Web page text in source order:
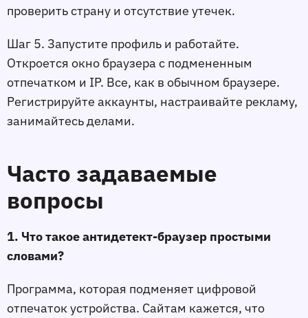
проверить страну и отсутствие утечек.
Шаг 5. Запустите профиль и работайте.
Откроется окно браузера с подмененным
отпечатком и IP. Все, как в обычном браузере.
Регистрируйте аккаунты, настраивайте рекламу,
занимайтесь делами.
Часто задаваемые
вопросы
1. Что такое антидетект-браузер простыми
словами?
Программа, которая подменяет цифровой
отпечаток устройства. Сайтам кажется, что